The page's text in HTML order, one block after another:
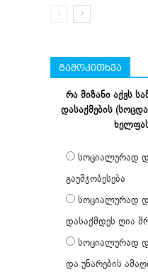
გამოკითხვა
რა მიზანი აქვს
დასაქმების
სოციალურად
გაუმჯობესება
სოციალურად
დასაქმდეს ღია
სოციალურად
და უნარების